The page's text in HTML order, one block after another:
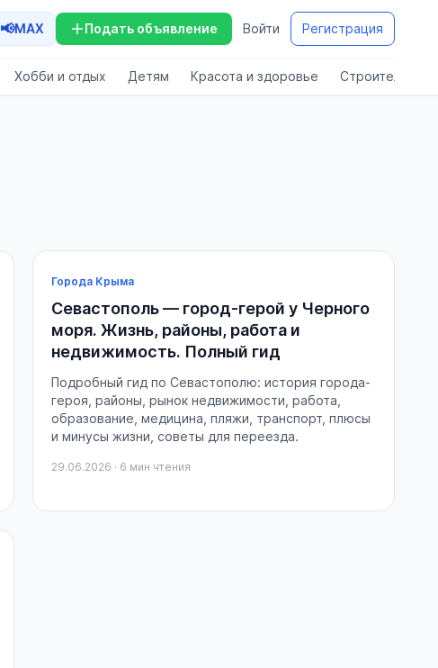
📢MAX Подать объявление Войти Регистрация
Хобби и отдых Детям Красота и здоровье Строительство
Города Крыма
Севастополь — город-герой у Черного
моря. Жизнь, районы, работа и
недвижимость. Полный гид
Подробный гид по Севастополю: история города-
героя, районы, рынок недвижимости, работа,
образование, медицина, пляжи, транспорт, плюсы
и минусы жизни, советы для переезда.
29.06.2026 · 6 мин чтения